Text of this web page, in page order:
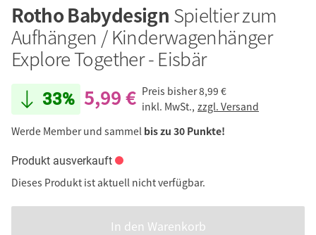
Rotho Babydesign Spieltier zum
Aufhängen / Kinderwagenhänger
Explore Together - Eisbär
33% 5,99 € Preis bisher8,99 €
inkl. MwSt., zzgl. Versand
Werde Member und sammel bis zu 30 Punkte!
Produkt ausverkauft
Dieses Produkt ist aktuell nicht verfügbar.
In den Warenkorb